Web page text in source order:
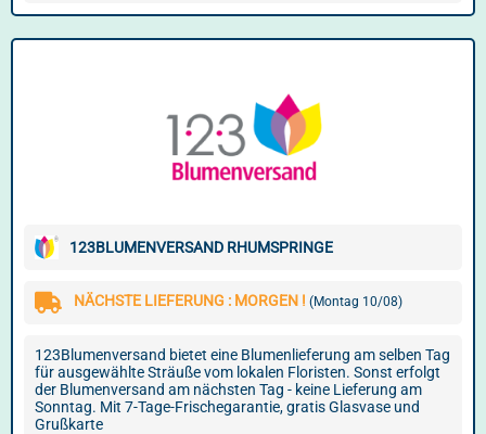
123BLUMENVERSAND RHUMSPRINGE
NÄCHSTE LIEFERUNG : MORGEN ! (Montag 10/08)
123Blumenversand bietet eine Blumenlieferung am selben Tag
für ausgewählte Sträuße vom lokalen Floristen. Sonst erfolgt
der Blumenversand am nächsten Tag - keine Lieferung am
Sonntag. Mit 7-Tage-Frischegarantie, gratis Glasvase und
Grußkarte